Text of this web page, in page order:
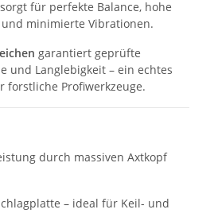
für perfekte Balance, hohe
minimierte Vibrationen.
garantiert geprüfte
und Langlebigkeit – ein echtes
forstliche Profiwerkzeuge.
durch massiven Axtkopf
– ideal für Keil- und